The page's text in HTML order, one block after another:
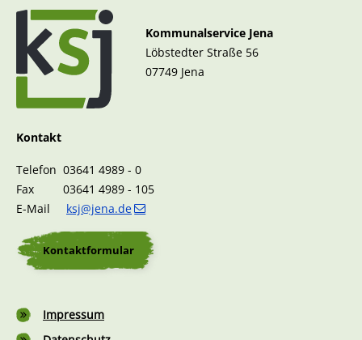
Kommunalservice Jena
Löbstedter Straße 56
07749 Jena
Kontakt
Telefon 03641 4989 - 0
Fax 03641 4989 - 105
E-Mail ksj@jena.de
Kontaktformular
FußzeileImpressum